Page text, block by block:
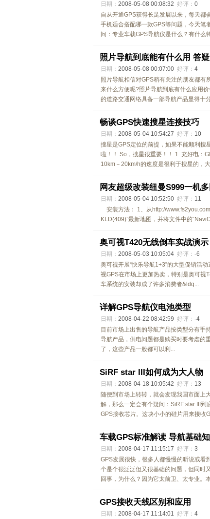
日期： 2008-05-08 00:08:32 好评： 0
自从开通GPS获得长足发展以来，每天都
手机适合搭配哪一款GPS等问题，今天笔
问：专业车载GPS导航仪是什么？有什么
照片导航到底能有什么用 答
日期： 2008-05-08 00:07:00 好评： 4
照片导航相信对GPS稍有关注的朋友都有
来什么方便呢?照片导航到底有什么应
的道路交通网络具备一部导航产品显得十
畅谈GPS快速搜星连接技巧
日期： 2008-05-04 10:54:27 好评： 10
搜星是GPS定位的前提，如果不能顺利搜
啦！！ So，搜星很重要！！ 1. 充好电：
10km－20km/h的速度是很利于搜星的，
网友超级改装纽曼S999一机多
日期： 2008-05-04 10:52:50 好评： 11
安装方法： 1、从http://
KLD(409)”最新地图，并将文件中的
奥可视T420无线倒车实战演
日期： 2008-05-03 10:05:04 好评： -6
奥可视开展“快乐导航1+3”的大型促销活
视GPS在市场上更加热卖，特别是奥可视
车系统的安装却成了许多消费者&ldq...
详解GPS导航仪电池类型
日期： 2008-04-22 08:42:59 好评： -4
目前市场上出售的导航产品按类型分有手
导航产品，供电问题都是购买时要考虑
了，这些产品一般都可以利...
SiRF star III如何成为大人物
日期： 2008-04-18 10:05:42 好评： 13
随便到市场上转转，就会发现我国市面上
解，那么一定会有个疑问：SiRF star III
GPS接收芯片。这块小小的硅片用来接收
车载GPS标准解读 导航基础
日期： 2008-04-17 11:15:17 好评： 3
GPS发展很快，很多人都慢慢的听说或看
个是个很泛泛但又很基础的问题，但同时
回事，为什么？因为它太前卫、太专业。
GPS接收天线区别和应用
日期： 2008-04-17 11:14:01 好评： 4